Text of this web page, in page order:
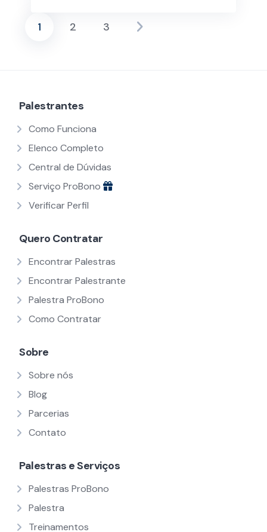
Paginação
1 2 3
Palestrantes
Como Funciona
Elenco Completo
Central de Dúvidas
Serviço ProBono
Verificar Perfil
Quero Contratar
Encontrar Palestras
Encontrar Palestrante
Palestra ProBono
Como Contratar
Sobre
Sobre nós
Blog
Parcerias
Contato
Palestras e Serviços
Palestras ProBono
Palestra
Treinamentos